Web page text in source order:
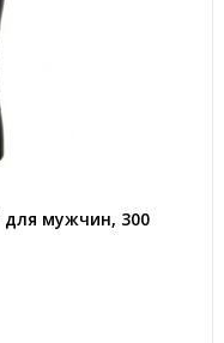
для мужчин, 300